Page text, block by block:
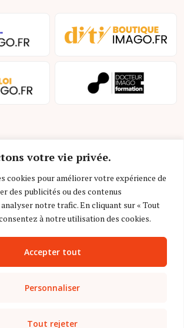
votre vie privée.
cookies pour améliorer votre expérience de
des publicités ou des contenus
notre trafic. En cliquant sur « Tout
à notre utilisation des cookies.
Personnaliser
Tout rejeter
Accepter tout
conditions d’utilisation